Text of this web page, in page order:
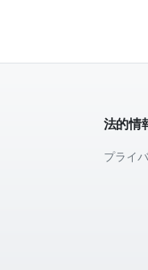
法的情
プライ